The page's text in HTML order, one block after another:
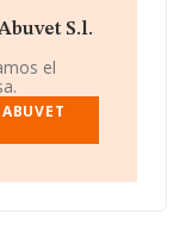
y
de
empleados
de
fiscal en
S.l.
el